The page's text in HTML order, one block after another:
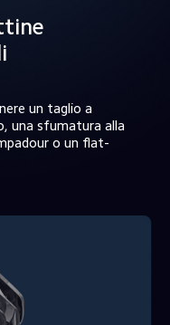
un taglio a
una sfumatura alla
o un flat-